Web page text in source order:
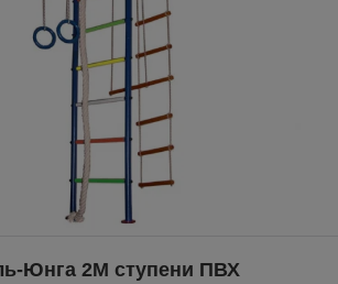
Юнга 2М ступени ПВХ